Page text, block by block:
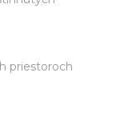
priestoroch